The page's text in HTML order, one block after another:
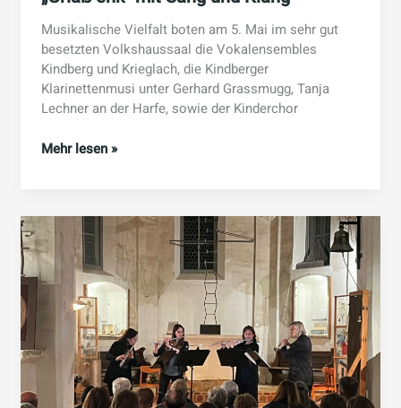
Musikalische Vielfalt boten am 5. Mai im sehr gut
besetzten Volkshaussaal die Vokalensembles
Kindberg und Krieglach, die Kindberger
Klarinettenmusi unter Gerhard Grassmugg, Tanja
Lechner an der Harfe, sowie der Kinderchor
„Griaß
und
Klang
Mehr lesen »